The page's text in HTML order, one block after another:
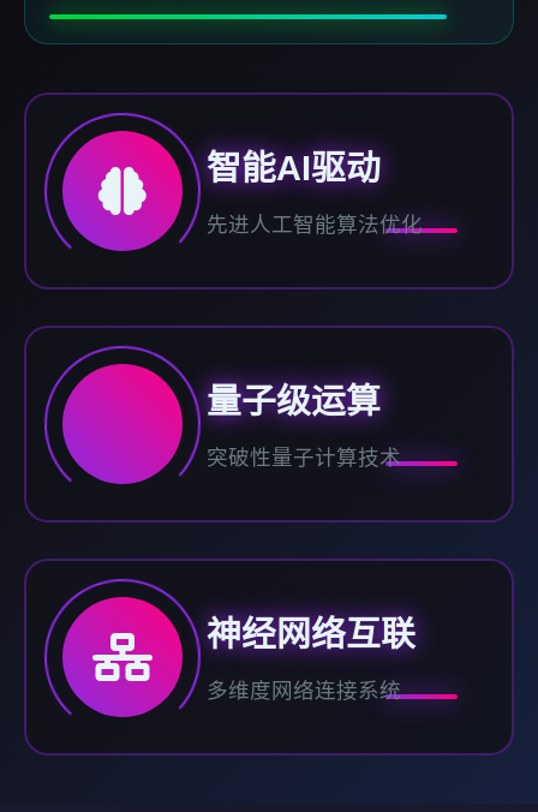
智能AI驱动
先进人工智能算法优化
量子级运算
突破性量子计算技术
神经网络互联
多维度网络连接系统